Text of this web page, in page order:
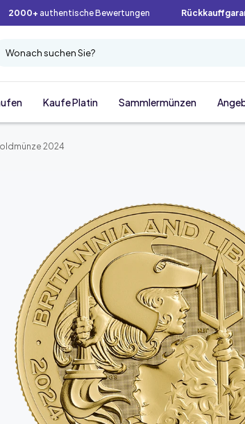
2000+ authentische Bewertungen
Wonach suchen Sie?
Kaufe Platin Sammlermünzen
2024